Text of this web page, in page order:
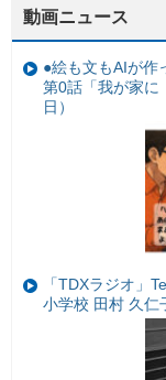
動画ニュース
●絵も文もAIが作
第0話「我が家に
日）
「TDXラジオ」
小学校 田村 久仁